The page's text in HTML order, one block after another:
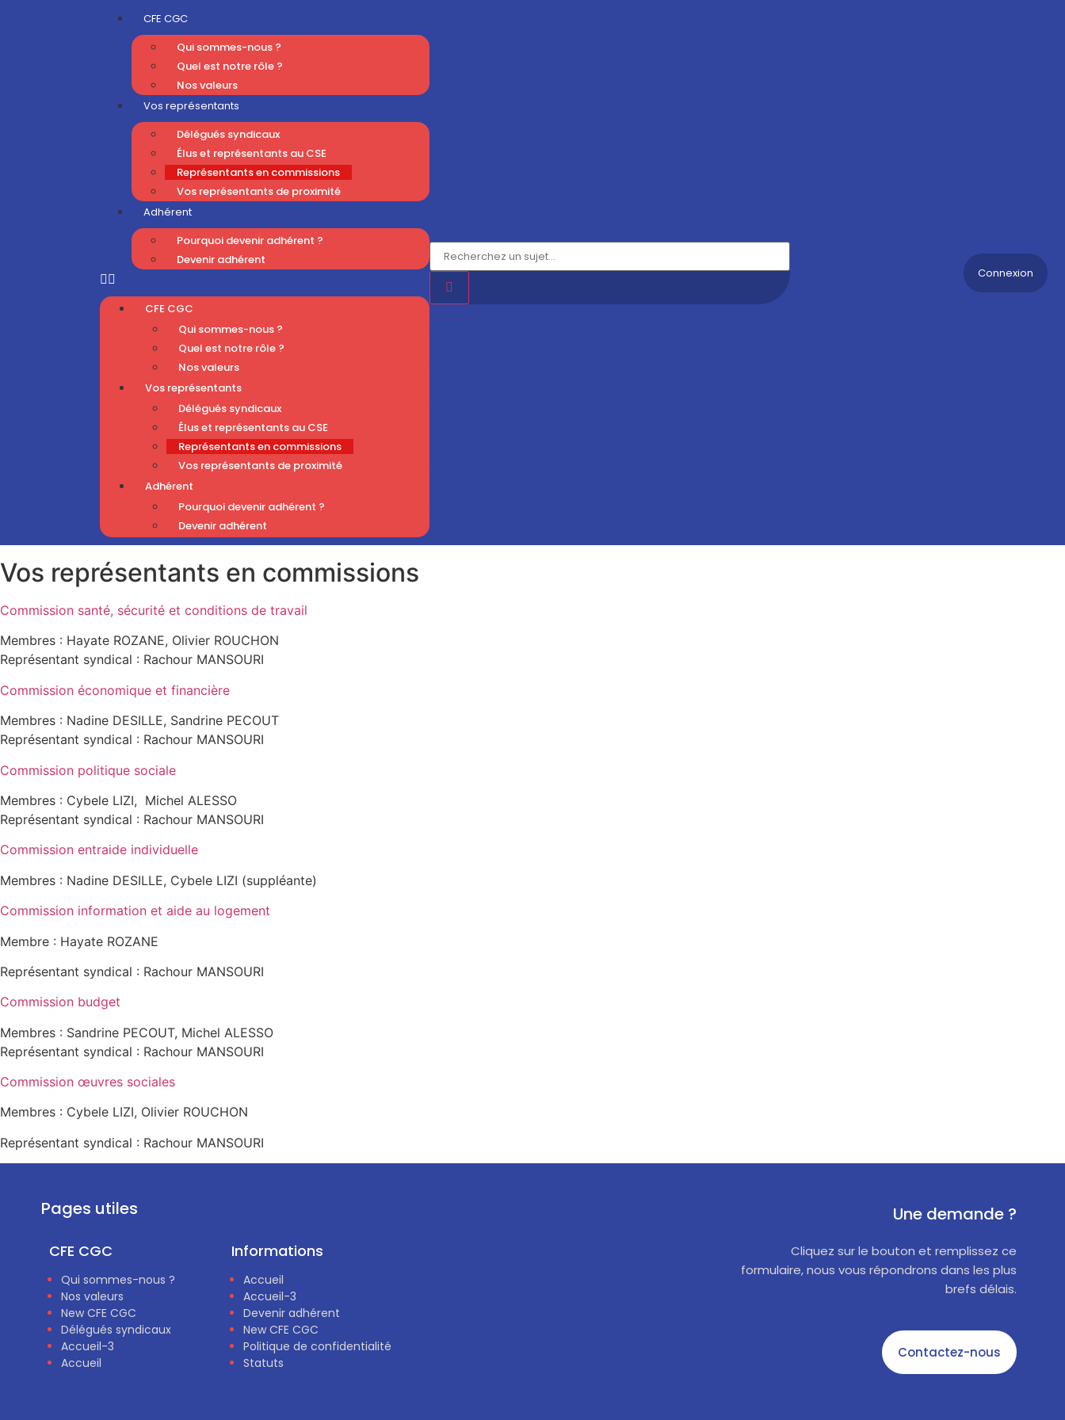
CFE CGC
Qui sommes-nous ?
Quel est notre rôle ?
Nos valeurs
Vos représentants
Délégués syndicaux
Élus et représentants au CSE
Représentants en commissions
Vos représentants de proximité
Adhérent
Pourquoi devenir adhérent ?
Devenir adhérent
CFE CGC
Qui sommes-nous ?
Quel est notre rôle ?
Nos valeurs
Vos représentants
Délégués syndicaux
Élus et représentants au CSE
Représentants en commissions
Vos représentants de proximité
Adhérent
Pourquoi devenir adhérent ?
Devenir adhérent
Connexion
Vos représentants en commissions
Commission santé, sécurité et conditions de travail
Membres : Hayate ROZANE, Olivier ROUCHON
Représentant syndical : Rachour MANSOURI
Commission économique et financière
Membres : Nadine DESILLE, Sandrine PECOUT
Représentant syndical : Rachour MANSOURI
Commission politique sociale
Membres : Cybele LIZI, Michel ALESSO
Représentant syndical : Rachour MANSOURI
Commission entraide individuelle
Membres : Nadine DESILLE, Cybele LIZI (suppléante)
Commission information et aide au logement
Membre : Hayate ROZANE
Représentant syndical : Rachour MANSOURI
Commission budget
Membres : Sandrine PECOUT, Michel ALESSO
Représentant syndical : Rachour MANSOURI
Commission œuvres sociales
Membres : Cybele LIZI, Olivier ROUCHON
Représentant syndical : Rachour MANSOURI
Pages utiles
CFE CGC
Qui sommes-nous ?
Nos valeurs
New CFE CGC
Délégués syndicaux
Accueil-3
Accueil
Informations
Accueil
Accueil-3
Devenir adhérent
New CFE CGC
Politique de confidentialité
Statuts
Une demande ?
Cliquez sur le bouton et remplissez ce
formulaire, nous vous répondrons dans les plus
brefs délais.
Contactez-nous